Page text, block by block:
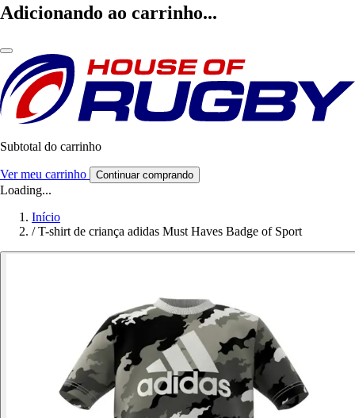
Adicionando ao carrinho...
Subtotal do carrinho
Ver meu carrinho Continuar comprando
Loading...
Início
/ T-shirt de criança adidas Must Haves Badge of Sport